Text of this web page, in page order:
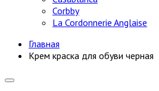
Corbby
La Cordonnerie Anglaise
Главная
Крем краска для обуви черная